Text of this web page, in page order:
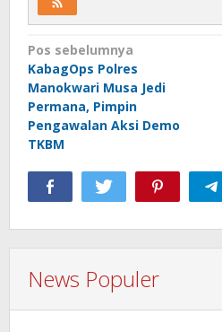
Navigasi
pos
Pos sebelumnya
KabagOps Polres
Manokwari Musa Jedi
Permana, Pimpin
Pengawalan Aksi Demo
TKBM
News Populer